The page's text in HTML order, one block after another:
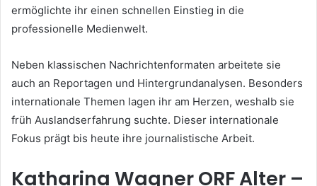
ermöglichte ihr einen schnellen Einstieg in die
professionelle Medienwelt.
Neben klassischen Nachrichtenformaten arbeitete sie
auch an Reportagen und Hintergrundanalysen. Besonders
internationale Themen lagen ihr am Herzen, weshalb sie
früh Auslandserfahrung suchte. Dieser internationale
Fokus prägt bis heute ihre journalistische Arbeit.
Katharina Wagner ORF Alter –